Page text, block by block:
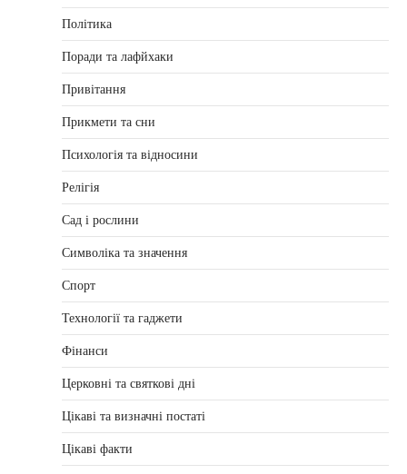
Політика
Поради та лафйхаки
Привітання
Прикмети та сни
Психологія та відносини
Релігія
Сад і рослини
Символіка та значення
Спорт
Технології та гаджети
Фінанси
Церковні та святкові дні
Цікаві та визначні постаті
Цікаві факти